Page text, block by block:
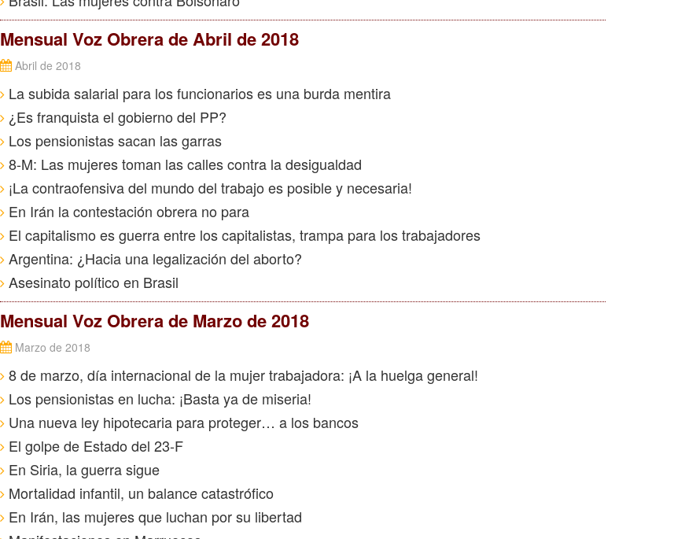
Mensual Voz Obrera de Abril de 2018
Abril de 2018
La subida salarial para los funcionarios es una burda mentira
¿Es franquista el gobierno del PP?
Los pensionistas sacan las garras
8-M: Las mujeres toman las calles contra la desigualdad
¡La contraofensiva del mundo del trabajo es posible y necesaria!
En Irán la contestación obrera no para
El capitalismo es guerra entre los capitalistas, trampa para los trabajadores
Argentina: ¿Hacia una legalización del aborto?
Asesinato político en Brasil
Mensual Voz Obrera de Marzo de 2018
Marzo de 2018
8 de marzo, día internacional de la mujer trabajadora: ¡A la huelga general!
Los pensionistas en lucha: ¡Basta ya de miseria!
Una nueva ley hipotecaria para proteger… a los bancos
El golpe de Estado del 23-F
En Siria, la guerra sigue
Mortalidad infantil, un balance catastrófico
En Irán, las mujeres que luchan por su libertad